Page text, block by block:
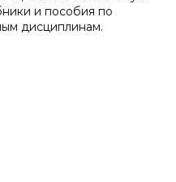
и пособия по
дисциплинам.